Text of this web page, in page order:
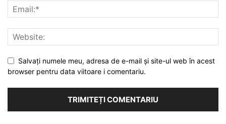
Salvați numele meu, adresa de e-mail și site-ul web în acest
browser pentru data viitoare i comentariu.